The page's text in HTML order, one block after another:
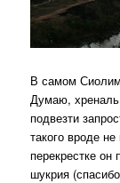
В самом
Думаю,
подвезти
такого вроде
перекрестке он
шукрия